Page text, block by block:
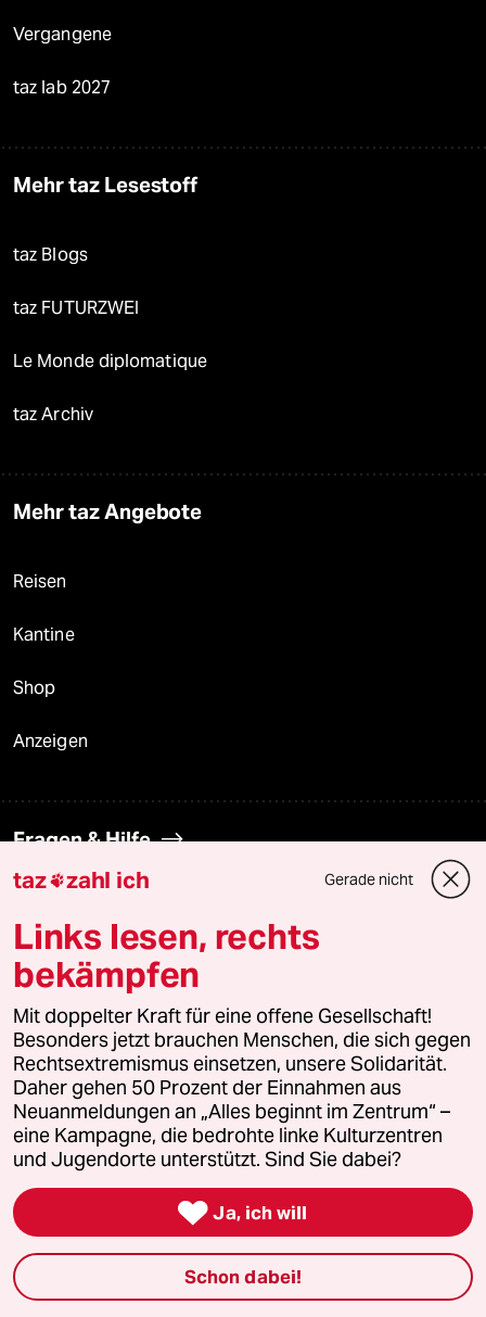
Vergangene
taz lab 2027
Mehr taz Lesestoff
taz Blogs
taz FUTURZWEI
Le Monde diplomatique
taz Archiv
Mehr taz Angebote
Reisen
Kantine
Shop
Anzeigen
Fragen & Hilfe
Aboservice
ePaper Login
Downloads für Abonnierende
© 2026 taz Verlags und Vertriebs GmbH
wenden Sie sich bitte an
lizenzen@taz.de
Feedback Redaktionsstatut Kommune-Richtlinien
taz zahl ich Gerade nicht
Links lesen, rechts
bekämpfen
Mit doppelter Kraft für eine offene Gesellschaft!
Besonders jetzt brauchen Menschen, die sich gegen
Rechtsextremismus einsetzen, unsere Solidarität.
Daher gehen 50 Prozent der Einnahmen aus
Neuanmeldungen an „Alles beginnt im Zentrum“ –
eine Kampagne, die bedrohte linke Kulturzentren
und Jugendorte unterstützt. Sind Sie dabei?
 Ja, ich will
Schon dabei!